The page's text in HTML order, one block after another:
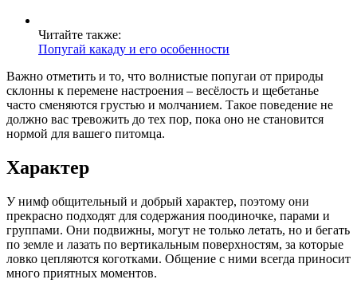
Читайте также:
Попугай какаду и его особенности
Важно отметить и то, что волнистые попугаи от природы
склонны к перемене настроения – весёлость и щебетанье
часто сменяются грустью и молчанием. Такое поведение не
должно вас тревожить до тех пор, пока оно не становится
нормой для вашего питомца.
Характер
У нимф общительный и добрый характер, поэтому они
прекрасно подходят для содержания поодиночке, парами и
группами. Они подвижны, могут не только летать, но и бегать
по земле и лазать по вертикальным поверхностям, за которые
ловко цепляются коготками. Общение с ними всегда приносит
много приятных моментов.